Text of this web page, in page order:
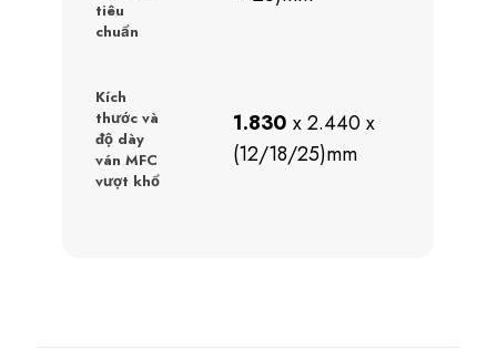
tiêu
chuẩn
Kích
thước và
độ dày
ván MFC
vượt khổ
1.830 x 2.440 x
(12/18/25)mm